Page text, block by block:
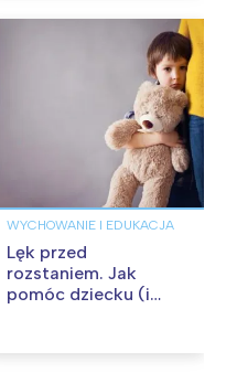
WYCHOWANIE I EDUKACJA
Lęk przed
rozstaniem. Jak
pomóc dziecku (i